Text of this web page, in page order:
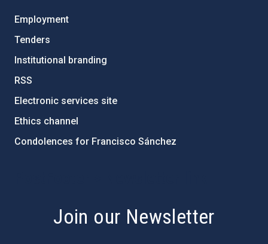
Employment
Tenders
Institutional branding
RSS
Electronic services site
Ethics channel
Condolences for Francisco Sánchez
Join our Newsletter